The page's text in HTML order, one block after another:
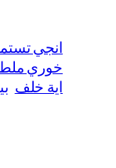
انجي
خوري
اية خلف